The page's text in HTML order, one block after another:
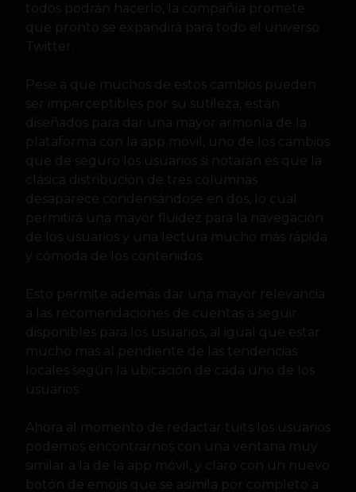
todos podrán hacerlo, la compañía promete
que pronto se expandirá para todo el universo
Twitter.
Pese a que muchos de estos cambios pueden
ser imperceptibles por su sutileza, están
diseñados para dar una mayor armonía de la
plataforma con la app móvil, uno de los cambios
que de seguro los usuarios si notarán es que la
clásica distribución de tres columnas
desaparece condensándose en dos, lo cual
permitirá una mayor fluidez para la navegación
de los usuarios y una lectura mucho más rápida
y cómoda de los contenidos.
Esto permite además dar una mayor relevancia
a las recomendaciones de cuentas a seguir
disponibles para los usuarios, al igual que estar
mucho mas al pendiente de las tendencias
locales según la ubicación de cada uno de los
usuarios.
Ahora al momento de redactar tuits los usuarios
podemos encontrarnos con una ventana muy
similar a la de la app móvil, y claro con un nuevo
botón de emojis que se asimila por completo a